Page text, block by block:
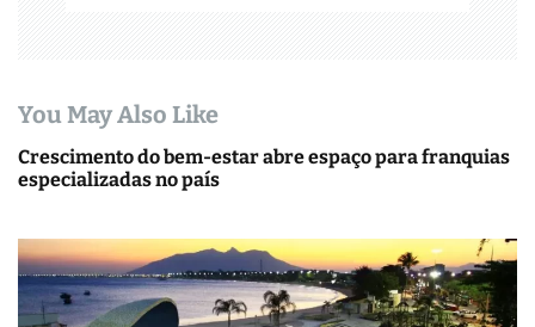
You May Also Like
Crescimento do bem-estar abre espaço para franquias
especializadas no país